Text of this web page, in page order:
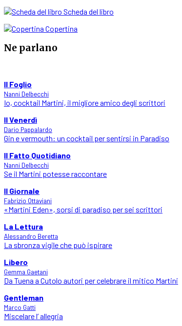
Scheda del libro
Copertina
Ne parlano
Il Foglio
Nanni Delbecchi
Io, cocktail Martini, il migliore amico degli scrittori
Il Venerdì
Dario Pappalardo
Gin e vermouth: un cocktail per sentirsi in Paradiso
Il Fatto Quotidiano
Nanni Delbecchi
Se il Martini potesse raccontare
Il Giornale
Fabrizio Ottaviani
«Martini Eden», sorsi di paradiso per sei scrittori
La Lettura
Alessandro Beretta
La sbronza vigile che può ispirare
Libero
Gemma Gaetani
Da Tuena a Cutolo autori per celebrare il mitico Martini
Gentleman
Marco Gatti
Miscelare l’ allegria